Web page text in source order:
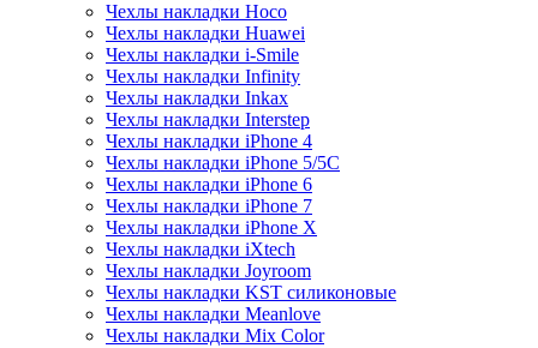
Чехлы накладки Hoco
Чехлы накладки Huawei
Чехлы накладки i-Smile
Чехлы накладки Infinity
Чехлы накладки Inkax
Чехлы накладки Interstep
Чехлы накладки iPhone 4
Чехлы накладки iPhone 5/5С
Чехлы накладки iPhone 6
Чехлы накладки iPhone 7
Чехлы накладки iPhone X
Чехлы накладки iXtech
Чехлы накладки Joyroom
Чехлы накладки KST силиконовые
Чехлы накладки Meanlove
Чехлы накладки Mix Color